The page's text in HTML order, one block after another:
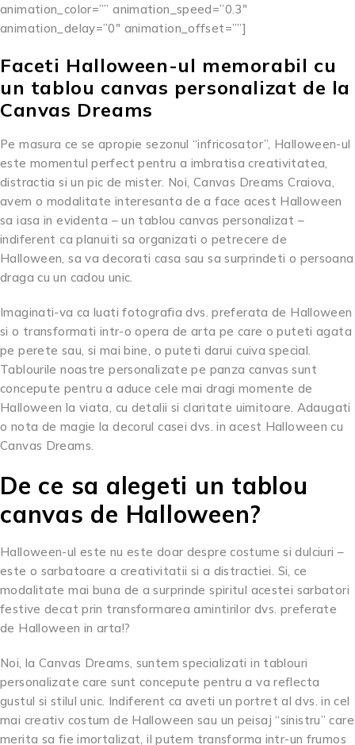
animation_color=”” animation_speed=”0.3″
animation_delay=”0″ animation_offset=””]
Faceti Halloween-ul memorabil cu
un tablou canvas personalizat de la
Canvas Dreams
Pe masura ce se apropie sezonul “infricosator”, Halloween-ul
este momentul perfect pentru a imbratisa creativitatea,
distractia si un pic de mister. Noi, Canvas Dreams Craiova,
avem o modalitate interesanta de a face acest Halloween
sa iasa in evidenta – un tablou canvas personalizat –
indiferent ca planuiti sa organizati o petrecere de
Halloween, sa va decorati casa sau sa surprindeti o persoana
draga cu un cadou unic.
Imaginati-va ca luati fotografia dvs. preferata de Halloween
si o transformati intr-o opera de arta pe care o puteti agata
pe perete sau, si mai bine, o puteti darui cuiva special.
Tablourile noastre personalizate pe panza canvas sunt
concepute pentru a aduce cele mai dragi momente de
Halloween la viata, cu detalii si claritate uimitoare. Adaugati
o nota de magie la decorul casei dvs. in acest Halloween cu
Canvas Dreams.
De ce sa alegeti un tablou
canvas de Halloween?
Halloween-ul este nu este doar despre costume si dulciuri –
este o sarbatoare a creativitatii si a distractiei. Si, ce
modalitate mai buna de a surprinde spiritul acestei sarbatori
festive decat prin transformarea amintirilor dvs. preferate
de Halloween in arta!?
Noi, la Canvas Dreams, suntem specializati in tablouri
personalizate care sunt concepute pentru a va reflecta
gustul si stilul unic. Indiferent ca aveti un portret al dvs. in cel
mai creativ costum de Halloween sau un peisaj “sinistru” care
merita sa fie imortalizat, il putem transforma intr-un frumos